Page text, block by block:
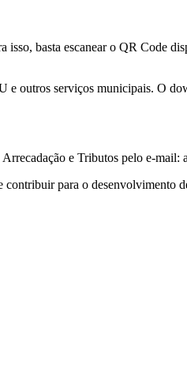
basta escanear o QR Code
outros serviços municipais. O
e Tributos pelo e-mail:
contribuir para o desenvolvimento